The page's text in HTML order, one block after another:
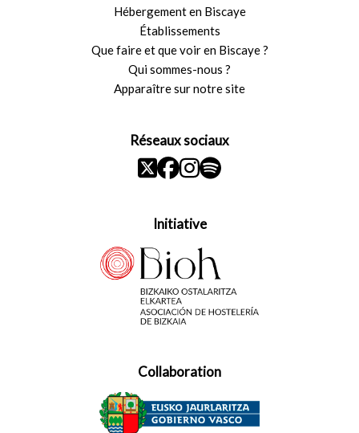
Hébergement en Biscaye
Établissements
Que faire et que voir en Biscaye ?
Qui sommes-nous ?
Apparaître sur notre site
Réseaux sociaux
Initiative
Collaboration